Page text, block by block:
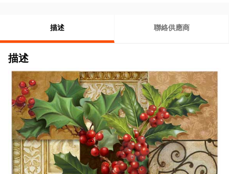
描述 聯絡供應商
描述